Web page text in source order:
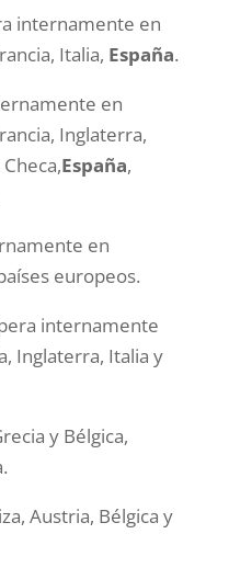
internamente en
Italia, España.
en
Inglaterra,
España,
en
europeos.
internamente
Inglaterra, Italia y
y Bélgica,
Austria, Bélgica y